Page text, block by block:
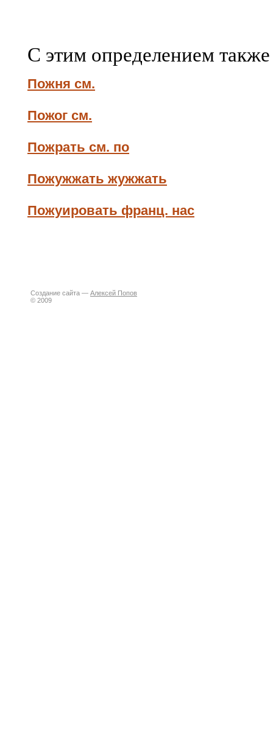
С этим определением
Пожня см.
Пожог см.
Пожрать см. по
Пожужжать жужжать
Пожуировать франц. нас
Создание сайта — Алексей Попов
© 2009